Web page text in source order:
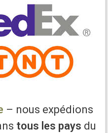
– nous expédions
tous les pays du